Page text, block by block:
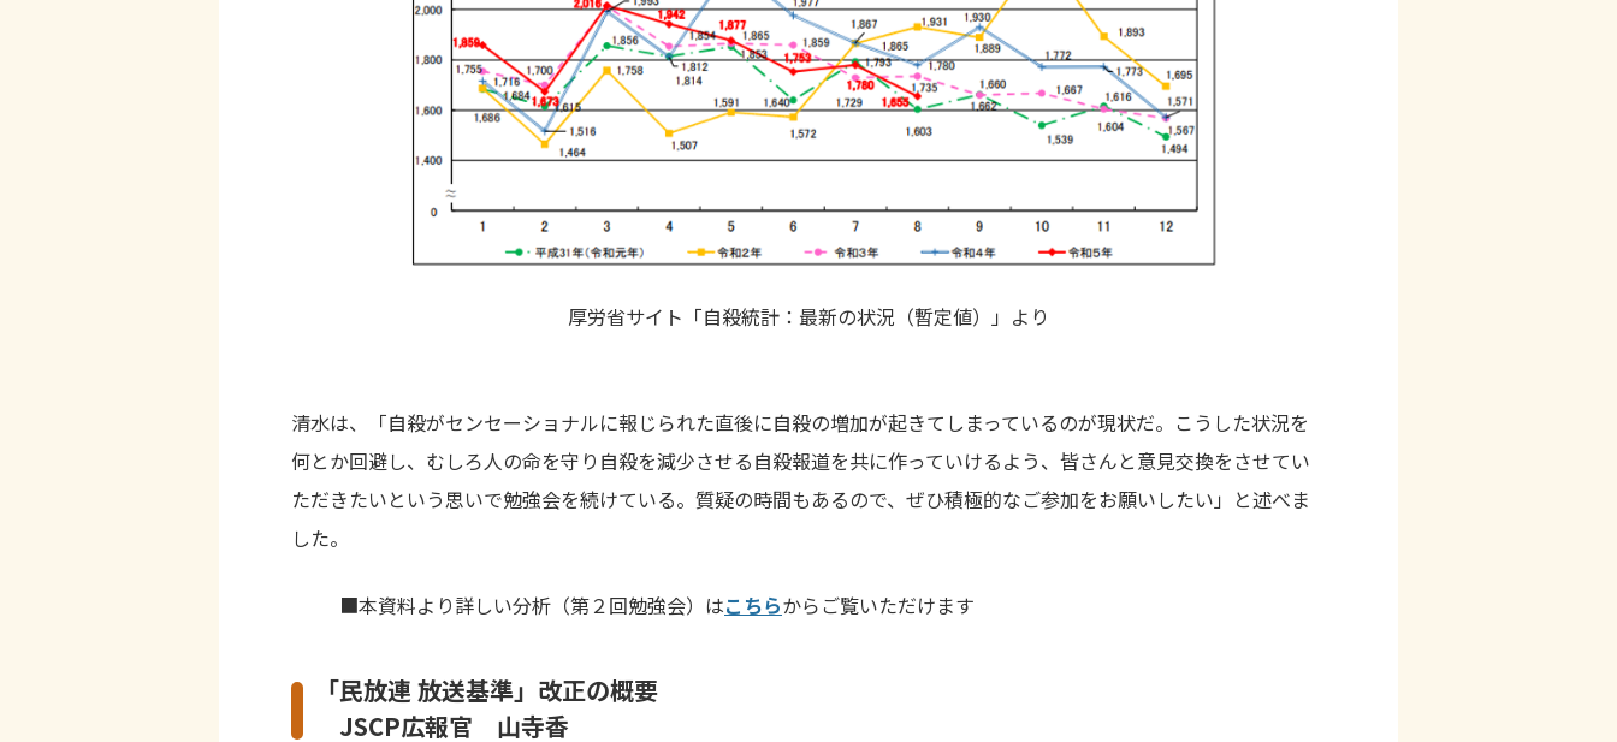
厚労省サイト「自殺統計：最新の状況（暫定値） 」より
清水は、「自殺がセンセーショナルに報じられた直後に自殺の増加が起きてしまっているのが現状だ。こうした状況を
何とか回避し、むしろ人の命を守り自殺を減少させる自殺報道を共に作っていけるよう、皆さんと意見交換をさせてい
ただきたいという思いで勉強会を続けている。質疑の時間もあるので、ぜひ積極的なご参加をお願いしたい」と述べま
した。
■本資料より詳しい分析（第２回勉強会）はこちらからご覧いただけます
「民放連 放送基準」改正の概要
JSCP広報官 山寺香